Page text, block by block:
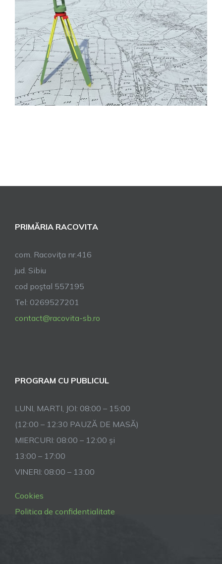
PRIMĂRIA RACOVITA
com. Racoviţa nr.416
jud. Sibiu
cod poştal 557195
Tel: 0269527201
contact@racovita-sb.ro
PROGRAM CU PUBLICUL
LUNI, MARTI, JOI: 08:00 – 15:00
(12:00 – 12:30 PAUZĂ DE MASĂ)
MIERCURI: 08:00 – 12:00 și
13:00 – 17:00
VINERI: 08:00 – 13:00
Cookies
Politica de confidentialitate